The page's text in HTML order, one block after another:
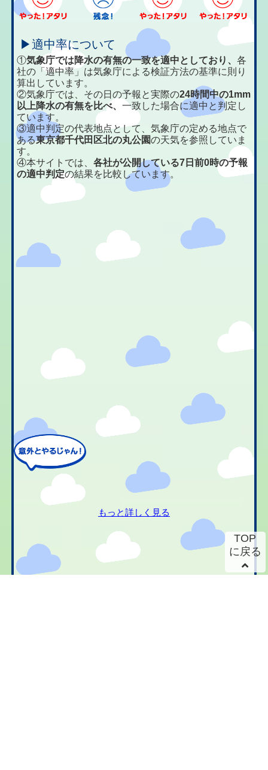
▶適中率について
①気象庁では降水の有無の一致を適中としており、各
社の「適中率」は気象庁による検証方法の基準に則り
算出しています。
②気象庁では、その日の予報と実際の24時間中の1mm
以上降水の有無を比べ、一致した場合に適中と判定し
ています。
③適中判定の代表地点として、気象庁の定める地点で
ある東京都千代田区北の丸公園の天気を参照していま
す。
④本サイトでは、各社が公開している7日前0時の予報
の適中判定の結果を比較しています。
もっと詳しく見る
TOP
に戻る